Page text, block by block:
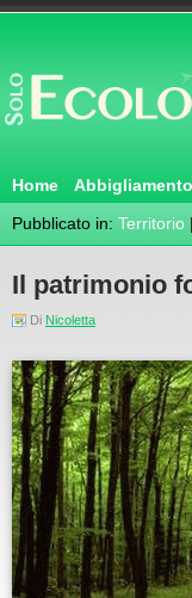
Home Abbigliamento
Pubblicato in: Territorio |
Il patrimonio
Di Nicoletta